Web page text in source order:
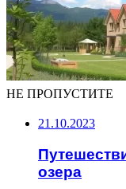
НЕ ПРОПУСТИТЕ
21.10.2023
озера